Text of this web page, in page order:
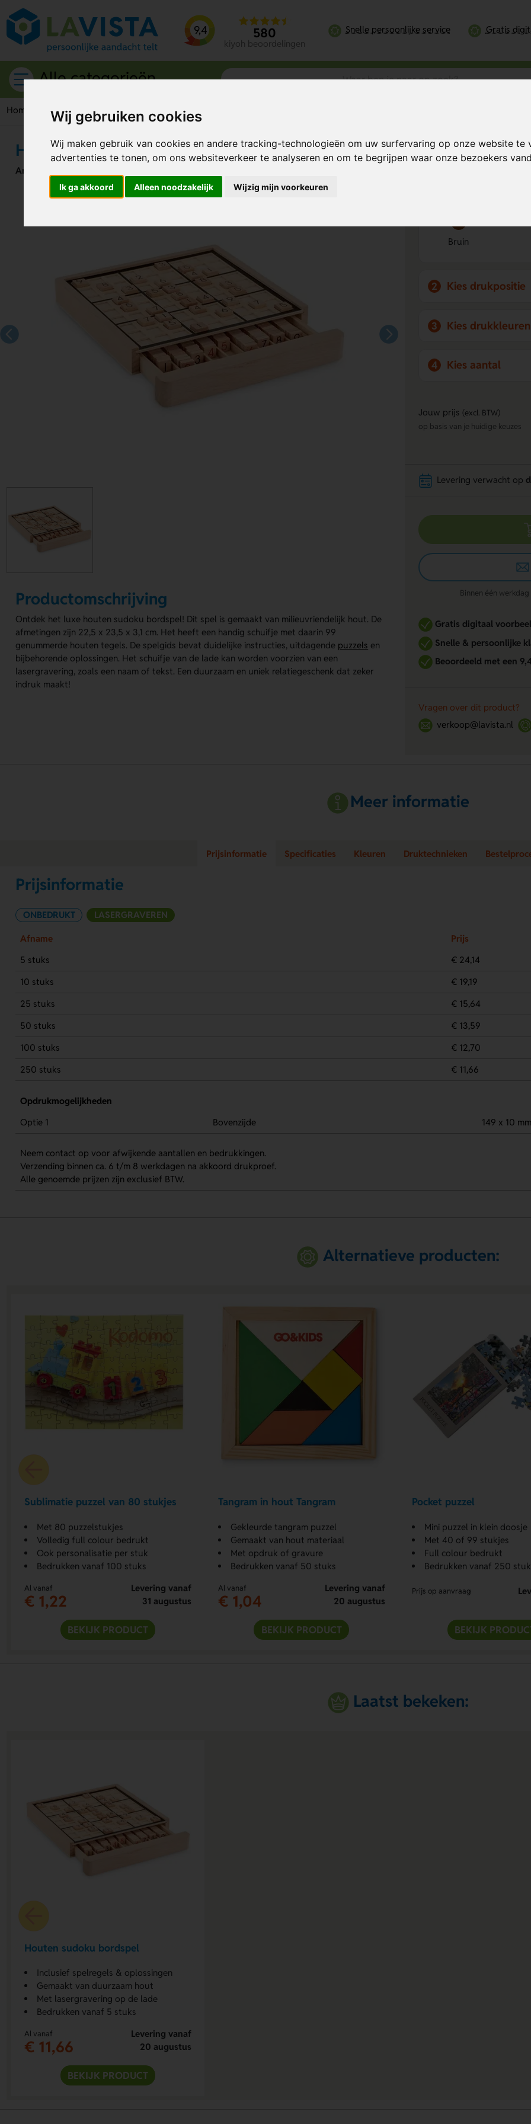
Wij gebruiken cookies
Wij maken gebruik van cookies en andere tracking-technologieën om uw surfervaring op onze website te
advertenties te tonen, om ons websiteverkeer te analyseren en om te begrijpen waar onze bezoekers
Ik ga akkoord Alleen noodzakelijk Wijzig mijn voorkeuren
9,4 580
kiyoh beoordelingen
Snelle persoonlijke service Gratis
Alle categorieën
Home Speelgoed Puzzels Houten sudoku bordspel
Houten sudoku bordspel
Artikelnummer:
Productomschrijving
Ontdek het luxe houten sudoku bordspel! Dit spel is gemaakt van milieuvriendelijk hout. De
afmetingen zijn 22,5 x 23,5 x 3,1 cm. Het heeft een handig schuifje met daarin 99
genummerde houten tegels. De spelgids bevat duidelijke instructies, uitdagende puzzels en
bijbehorende oplossingen. Het schuifje van de lade kan worden voorzien van een
lasergravering, zoals een naam of tekst. Een duurzaam en uniek relatiegeschenk dat zeker
indruk maakt!
Bereken mijn
Bruin
2 Kies drukpositie
3 Kies drukkleuren
4 Kies aantal
Jouw prijs (excl. BTW)
op basis van je huidige keuzes
Levering verwacht op
Binnen één
Gratis digitaal
Snelle & persoonlijke
Beoordeeld met een
Vragen over dit product?
verkoop@lavista.nl
Meer informatie
Prijsinformatie Specificaties Kleuren Druktechnieken
Prijsinformatie
ONBEDRUKT LASERGRAVEREN
Afname
Prijs
5 stuks
€ 24,14
10 stuks
€ 19,19
25 stuks
€ 15,64
50 stuks
€ 13,59
100 stuks
€ 12,70
250 stuks
€ 11,66
Opdrukmogelijkheden
Optie 1
Bovenzijde 149 x 10 mm
Neem contact op voor afwijkende aantallen en bedrukkingen.
Verzending binnen ca. 6 t/m 8 werkdagen na akkoord drukproef.
Alle genoemde prijzen zijn exclusief BTW.
Alternatieve producten:
Sublimatie puzzel van 80 stukjes
Met 80 puzzelstukjes
Volledig full colour bedrukt
Ook personalisatie per stuk
Bedrukken vanaf 100 stuks
Al vanaf
€ 1,22
Levering vanaf
31 augustus
BEKIJK PRODUCT
Tangram in hout Tangram
Gekleurde tangram puzzel
Gemaakt van hout materiaal
Met opdruk of gravure
Bedrukken vanaf 50 stuks
Al vanaf
€ 1,04
Levering vanaf
20 augustus
BEKIJK PRODUCT
Pocket puzzel
Mini puzzel in klein doosje
Met 40 of 99 stukjes
Full colour bedrukt
Bedrukken vanaf 250
Prijs op aanvraag
BEKIJK
Laatst bekeken:
Houten sudoku bordspel
Inclusief spelregels & oplossingen
Gemaakt van duurzaam hout
Met lasergravering op de lade
Bedrukken vanaf 5 stuks
Al vanaf
€ 11,66
Levering vanaf
20 augustus
BEKIJK PRODUCT